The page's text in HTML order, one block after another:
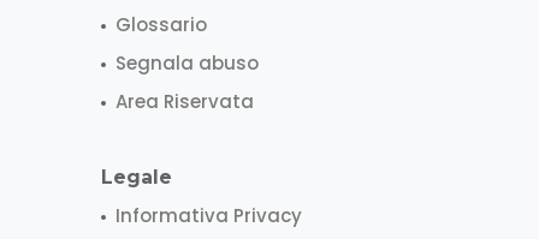
Glossario
Segnala abuso
Area Riservata
Legale
Informativa Privacy